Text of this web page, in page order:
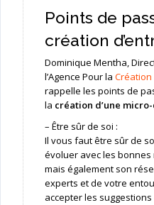
Points de
création
Dominique Mentha,
l’Agence Pour la Création
rappelle les points de
la création d’une
– Être sûr de soi :
Il vous faut être sûr de
évoluer avec les
mais également son
experts et de votre
accepter les